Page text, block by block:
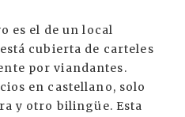
es el de un local
cubierta de carteles
por viandantes.
en castellano, solo
y otro bilingüe. Esta